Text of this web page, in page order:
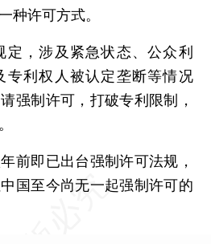
种许可方式。
，涉及紧急状态、公众利
专利权人被认定垄断等情况
强制许可，打破专利限制，
即已出台强制许可法规，
国至今尚无一起强制许可的